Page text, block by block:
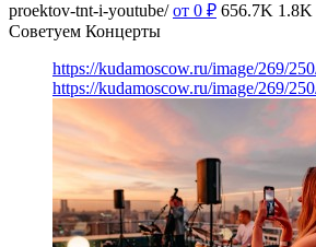
proektov-tnt-i-youtube/ от 0 ₽ 656.7K 1.8K
Советуем Концерты
https://kudamoscow.ru/image/269/
https://kudamoscow.ru/image/269/